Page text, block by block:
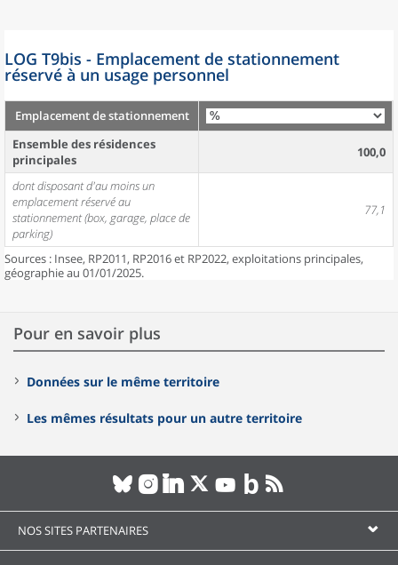
LOG T9bis - Emplacement de stationnement
réservé à un usage personnel
Emplacement de stationnement
Ensemble des résidences
principales
100,0
dont disposant d'au moins un
emplacement réservé au
stationnement (box, garage, place de
parking)
77,1
Sources : Insee, RP2011, RP2016 et RP2022, exploitations principales,
géographie au 01/01/2025.
Pour en savoir plus
Données sur le même territoire
Les mêmes résultats pour un autre territoire
NOS SITES PARTENAIRES